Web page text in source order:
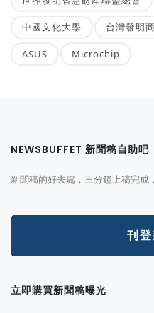
中國文化大學 台灣發明
ASUS Microchip
NEWSBUFFET 新聞稿自助吧
新聞稿的好去處，三分鐘上稿完成
刊
立即購買新聞稿曝光